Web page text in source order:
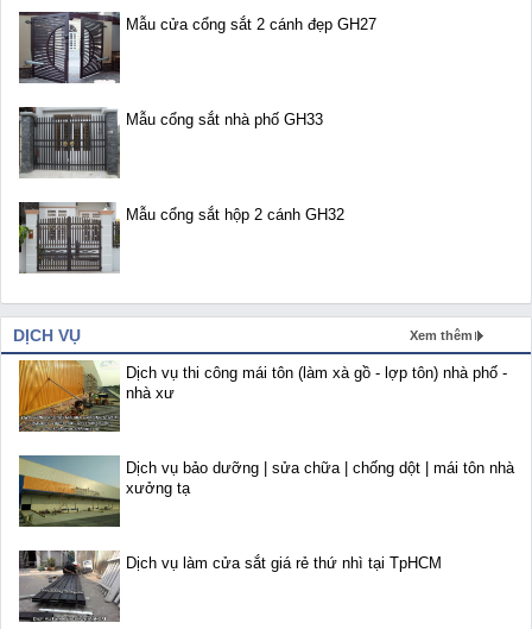
Mẫu cửa cổng sắt 2 cánh đẹp GH27
Mẫu cổng sắt nhà phố GH33
Mẫu cổng sắt hộp 2 cánh GH32
DỊCH VỤ Xem thêm
Dịch vụ thi công mái tôn (làm xà gồ - lợp tôn) nhà phố -
nhà xư
Dịch vụ bảo dưỡng | sửa chữa | chống dột | mái tôn nhà
xưởng tạ
Dịch vụ làm cửa sắt giá rẻ thứ nhì tại TpHCM